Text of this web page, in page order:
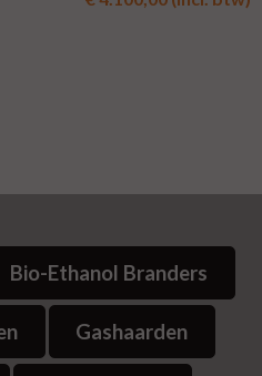
Bio-Ethanol Branders
Gashaarden